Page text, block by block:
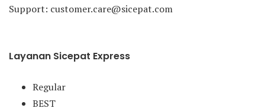
Support: customer.care@sicepat.com
Layanan Sicepat Express
Regular
BEST